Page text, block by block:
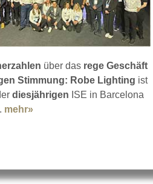
über das rege Geschäft
Stimmung: Robe Lighting ist
diesjährigen ISE in Barcelona
. mehr»